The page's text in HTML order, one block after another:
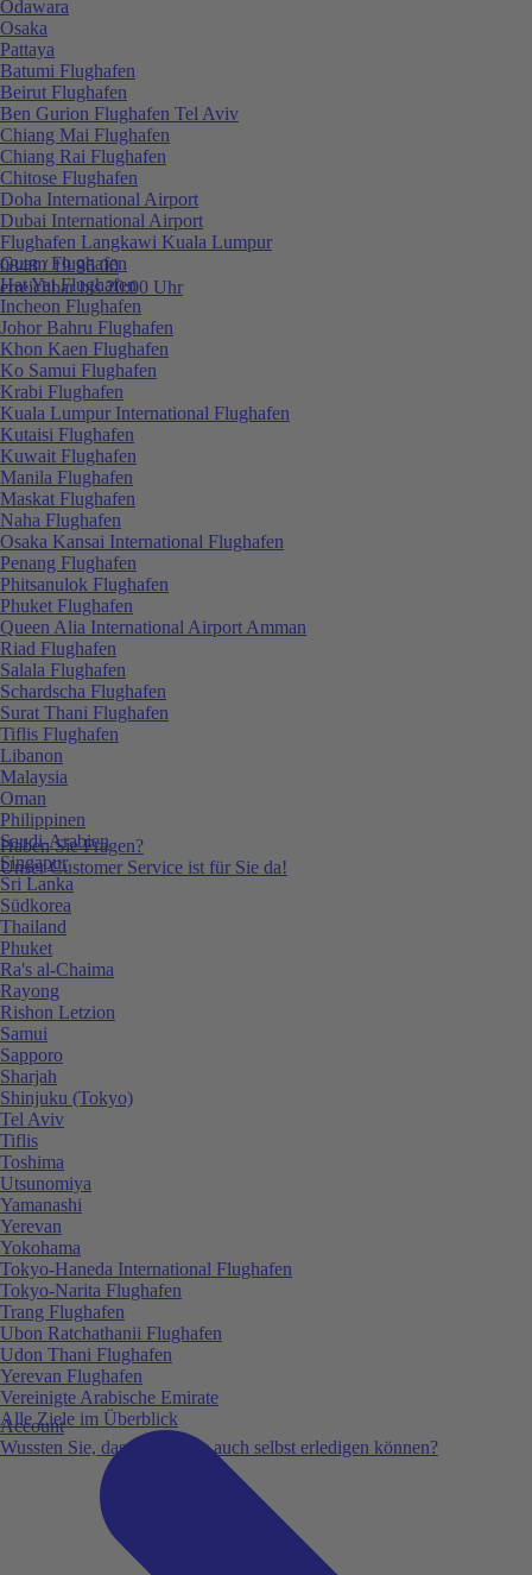
0848 / 19 96 00
erreichbar bis 20:00 Uhr
Haben Sie Fragen?
Unser Customer Service ist für Sie da!
Account
Wussten Sie, dass Sie vieles auch selbst erledigen können?
Odawara
Osaka
Pattaya
Batumi Flughafen
Beirut Flughafen
Ben Gurion Flughafen Tel Aviv
Chiang Mai Flughafen
Chiang Rai Flughafen
Chitose Flughafen
Doha International Airport
Dubai International Airport
Flughafen Langkawi Kuala Lumpur
Guam Flughafen
Hat Yai Flughafen
Incheon Flughafen
Johor Bahru Flughafen
Khon Kaen Flughafen
Ko Samui Flughafen
Krabi Flughafen
Kuala Lumpur International Flughafen
Kutaisi Flughafen
Kuwait Flughafen
Manila Flughafen
Maskat Flughafen
Naha Flughafen
Osaka Kansai International Flughafen
Penang Flughafen
Phitsanulok Flughafen
Phuket Flughafen
Queen Alia International Airport Amman
Riad Flughafen
Salala Flughafen
Schardscha Flughafen
Surat Thani Flughafen
Tiflis Flughafen
Libanon
Malaysia
Oman
Philippinen
Saudi-Arabien
Singapur
Sri Lanka
Südkorea
Thailand
Phuket
Ra's al-Chaima
Rayong
Rishon Letzion
Samui
Sapporo
Sharjah
Shinjuku (Tokyo)
Tel Aviv
Tiflis
Toshima
Utsunomiya
Yamanashi
Yerevan
Yokohama
Tokyo-Haneda International Flughafen
Tokyo-Narita Flughafen
Trang Flughafen
Ubon Ratchathanii Flughafen
Udon Thani Flughafen
Yerevan Flughafen
Vereinigte Arabische Emirate
Alle Ziele im Überblick